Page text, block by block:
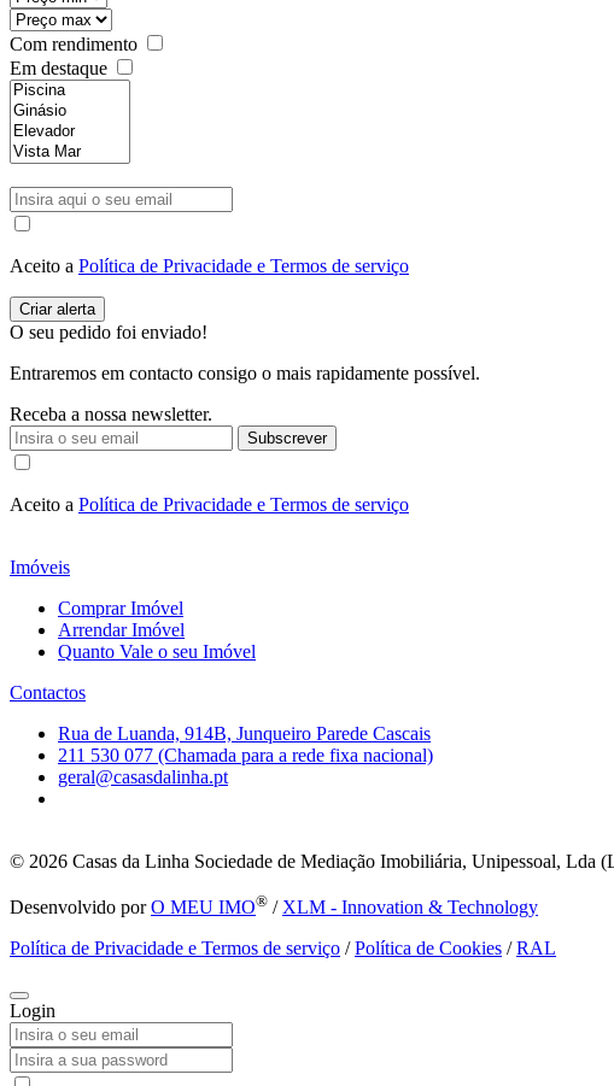
Com rendimento
Em destaque
Aceito a Política de Privacidade e Termos de serviço
O seu pedido foi enviado!
Entraremos em contacto consigo o mais rapidamente possível.
Receba a nossa newsletter.
Subscrever
Aceito a Política de Privacidade e Termos de serviço
Imóveis
Comprar Imóvel
Arrendar Imóvel
Quanto Vale o seu Imóvel
Contactos
Rua de Luanda, 914B, Junqueiro Parede Cascais
211 530 077 (Chamada para a rede fixa nacional)
geral@casasdalinha.pt
© 2026 Casas da Linha Sociedade de Mediação Imobiliária, Unipessoal, Lda
Desenvolvido porO MEU IMO® / XLM - Innovation & Technology
Política de Privacidade e Termos de serviço /Política de Cookies /RAL
Login